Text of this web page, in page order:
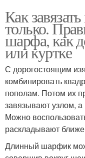
Как
только.
шарфа, как
или куртке
С дорогостоящим
комбинировать
пополам. Потом их
завязывают узлом,
Можно
раскладывают
Длинный шарфик